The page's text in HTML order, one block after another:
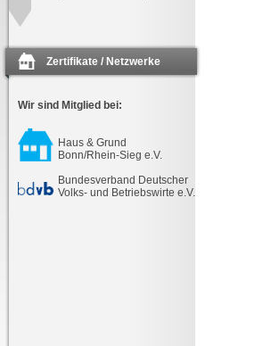
Zertifikate / Netzwerke
Wir sind Mitglied bei:
Haus & Grund
Bonn/Rhein-Sieg e.V.
Bundesverband Deutscher
Volks- und Betriebswirte e.V.